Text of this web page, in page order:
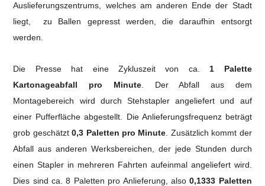
Auslieferungszentrums, welches am anderen Ende der Stadt
liegt, zu Ballen gepresst werden, die daraufhin entsorgt
werden.
Die Presse hat eine Zykluszeit von ca. 1 Palette
Kartonageabfall pro Minute. Der Abfall aus dem
Montagebereich wird durch Stehstapler angeliefert und auf
einer Pufferfläche abgestellt. Die Anlieferungsfrequenz beträgt
grob geschätzt0,3 Paletten pro Minute Zusätzlich kommt der
Abfall aus anderen Werksbereichen, der jede Stunden durch
einen Stapler in mehreren Fahrten aufeinmal angeliefert wird.
Dies sind ca. 8 Paletten pro Anlieferung, also0,1333 Paletten